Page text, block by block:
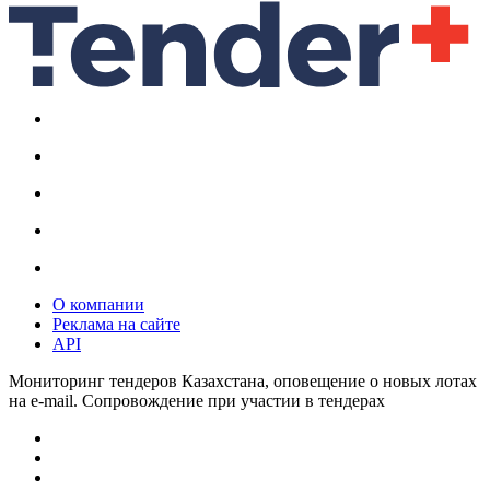
О компании
Реклама на сайте
API
Мониторинг тендеров Казахстана, оповещение о новых лотах
на e-mail. Сопровождение при участии в тендерах